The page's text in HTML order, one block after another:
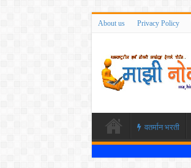
About us Privacy Policy
वतर्मान भरती